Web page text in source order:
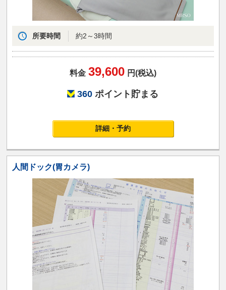
所要時間 約2～3時間
料金 39,600 円(税込)
360 ポイント貯まる
詳細・予約
人間ドック(胃カメラ)